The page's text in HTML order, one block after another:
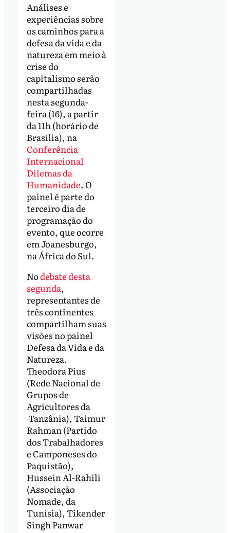
Análises e
experiências sobre
os caminhos para a
defesa da vida e da
natureza em meio à
crise do
capitalismo serão
compartilhadas
nesta segunda-
feira (16), a partir
da 11h (horário de
Brasília), na
Conferência
Internacional
Dilemas da
Humanidade. O
painel é parte do
terceiro dia de
programação do
evento, que ocorre
em Joanesburgo,
na África do Sul.
Nodebate desta
segunda,
representantes de
três continentes
compartilham suas
visões no painel
Defesa da Vida e da
Natureza.
Theodora Pius
(Rede Nacional de
Grupos de
Agricultores da
Tanzânia), Taimur
Rahman (Partido
dos Trabalhadores
e Camponeses do
Paquistão),
Hussein Al-Rahili
(Associação
Nomade, da
Tunísia), Tikender
Singh Panwar